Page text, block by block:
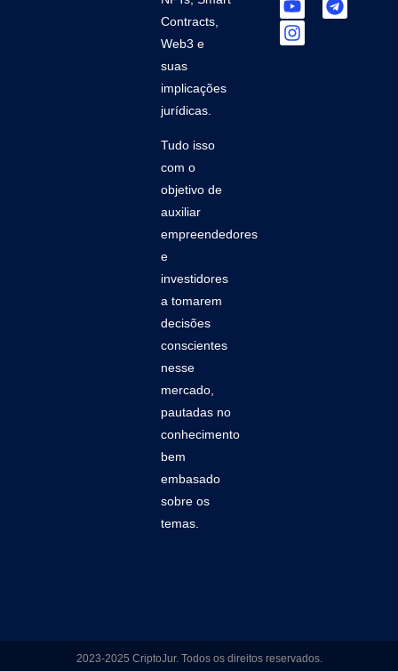
Contracts,
Web3 e
suas
implicações
jurídicas.
Tudo isso
com o
objetivo de
auxiliar
empreendedores
e
investidores
a tomarem
decisões
conscientes
nesse
mercado,
pautadas no
conhecimento
bem
embasado
sobre os
temas.
2023-2025 CriptoJur. Todos os direitos reservados.